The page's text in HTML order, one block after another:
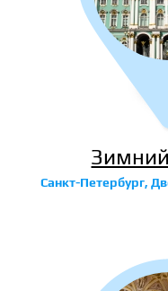
Санкт-Петербург,